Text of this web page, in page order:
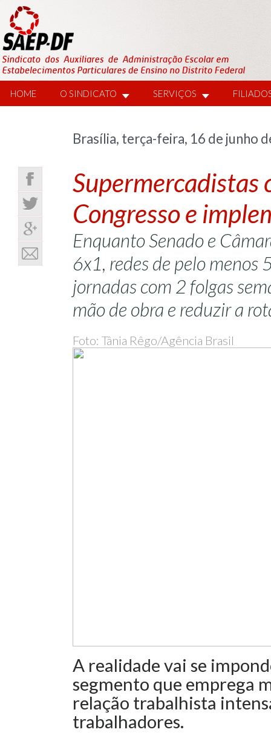
HOME O SINDICATO SERVIÇOS
Brasília, terça-feira, 16 de junho
Supermercadistas
Congresso e
Enquanto Senado e
6x1, redes de pelo menos
jornadas com 2 folgas
mão de obra e reduzir a
Foto: Tânia Rêgo/Agência Brasil
A realidade vai se
segmento que emprega
relação trabalhista
trabalhadores.